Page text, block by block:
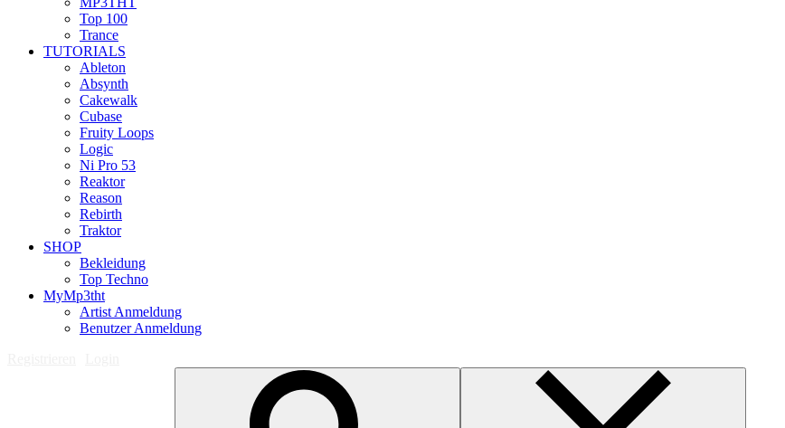
Top 100
Trance
TUTORIALS
Ableton
Absynth
Cakewalk
Cubase
Fruity Loops
Logic
Ni Pro 53
Reaktor
Reason
Rebirth
Traktor
SHOP
Bekleidung
Top Techno
MyMp3tht
Artist Anmeldung
Benutzer Anmeldung